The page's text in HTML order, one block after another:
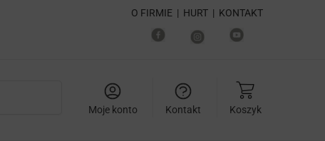
O FIRMIE | HURT | KONTAKT
Moje konto Kontakt Koszyk